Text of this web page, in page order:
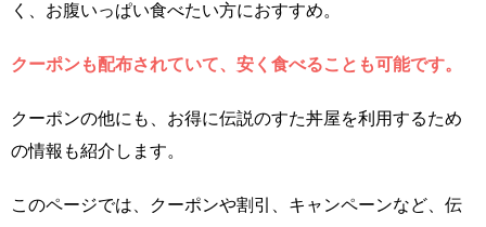
く、お腹いっぱい食べたい方におすすめ。
クーポンも配布されていて、安く食べることも可能です。
クーポンの他にも、お得に伝説のすた丼屋を利用するため
の情報も紹介します。
このページでは、クーポンや割引、キャンペーンなど、伝